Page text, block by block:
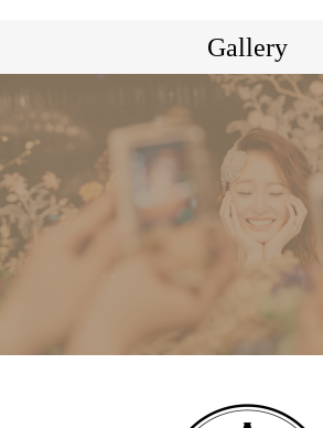
Gallery